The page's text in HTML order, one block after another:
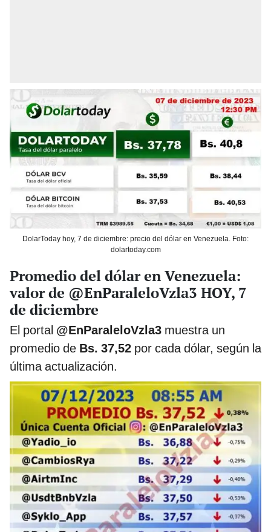
DolarToday hoy, 7 de diciembre: precio del dólar en Venezuela. Foto:
dolartoday.com
Promedio del dólar en Venezuela:
valor de @EnParaleloVzla3 HOY, 7
de diciembre
El portal @EnParaleloVzla3 muestra un
promedio de Bs. 37,52 por cada dólar, según la
última actualización.